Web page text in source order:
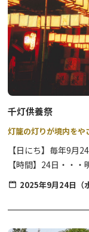
事務局：0288-30-
「しもつかれ」は栃
頭・大根・にんじん
まれてきました。
ナルしもつかれを試
ます。
郷土の歴史とともに
※コンテストでは、
千灯供養祭
灯籠の灯りが境内をや
【日にち】毎年9月
【時間】24日・・
日・・・8：00頃～
毎年9月24日・25日
2025年9月24日（